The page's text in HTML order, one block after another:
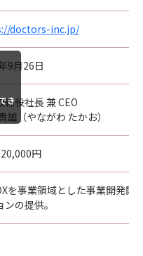
doctors-inc.jp/
9月26日
締役社長 兼 CEO
雄（やながわ たかお）
円
を事業領域とした事業開発関
ンの提供。
き